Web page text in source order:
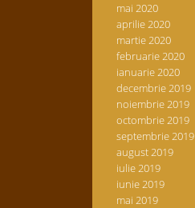
mai 2020
aprilie 2020
martie 2020
februarie 2020
ianuarie 2020
decembrie 2019
noiembrie 2019
octombrie 2019
septembrie 2019
august 2019
iulie 2019
iunie 2019
mai 2019